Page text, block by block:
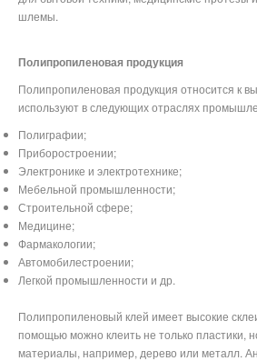
шлемы.
Полипропиленовая продукция
Полипропиленовая продукция относится к
используют в следующих отраслях
Полиграфии;
Приборостроении;
Электронике и электротехнике;
Мебельной промышленности;
Строительной сфере;
Медицине;
Фармакологии;
Автомобилестроении;
Легкой промышленности и др.
Полипропиленовый клей имеет высокие
помощью можно клеить не только пластики,
материалы, например, дерево или металл.